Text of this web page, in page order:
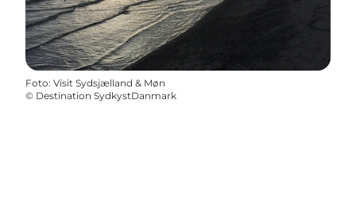
Foto: Visit Sydsjælland & Møn
© Destination SydkystDanmark